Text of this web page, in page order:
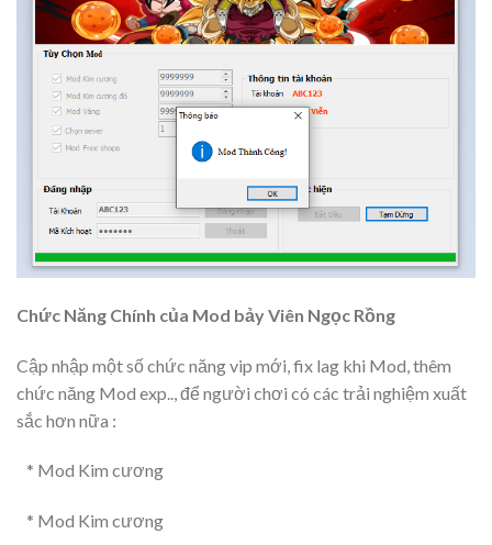
Chức Năng Chính của Mod bảy Viên Ngọc Rồng
Cập nhập một số chức năng vip mới, fix lag khi Mod, thêm
chức năng Mod exp.., để người chơi có các trải nghiệm xuất
sắc hơn nữa :
* Mod Kim cương
* Mod Kim cương